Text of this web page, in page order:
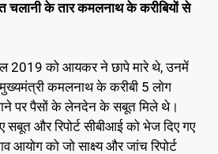
चलानी के तार कमलनाथ के करीबियों से
2019 को आयकर ने छापे मारे थे, उनमें
कमलनाथ के करीबी 5 लाेग
पर पैसों के लेनदेन के सबूत मिले थे।
और रिपोर्ट सीबीआई को भेज दिए गए
को जो साक्ष्य और जांच रिपोर्ट